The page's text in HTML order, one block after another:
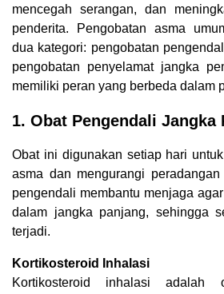
mencegah serangan, dan
penderita. Pengobatan asma
dua kategori: pengobatan
pengobatan penyelamat jangka
memiliki peran yang berbeda dalam
1. Obat Pengendali Jangka
Obat ini digunakan setiap hari
asma dan mengurangi
pengendali membantu menjaga
dalam jangka panjang, sehingga
terjadi.
Kortikosteroid Inhalasi
Kortikosteroid inhalasi adalah